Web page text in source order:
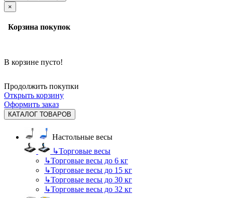
×
Корзина покупок
В корзине пусто!
Продолжить покупки
Открыть корзину
Оформить заказ
КАТАЛОГ ТОВАРОВ
Настольные весы
↳Торговые весы
↳Торговые весы до 6 кг
↳Торговые весы до 15 кг
↳Торговые весы до 30 кг
↳Торговые весы до 32 кг